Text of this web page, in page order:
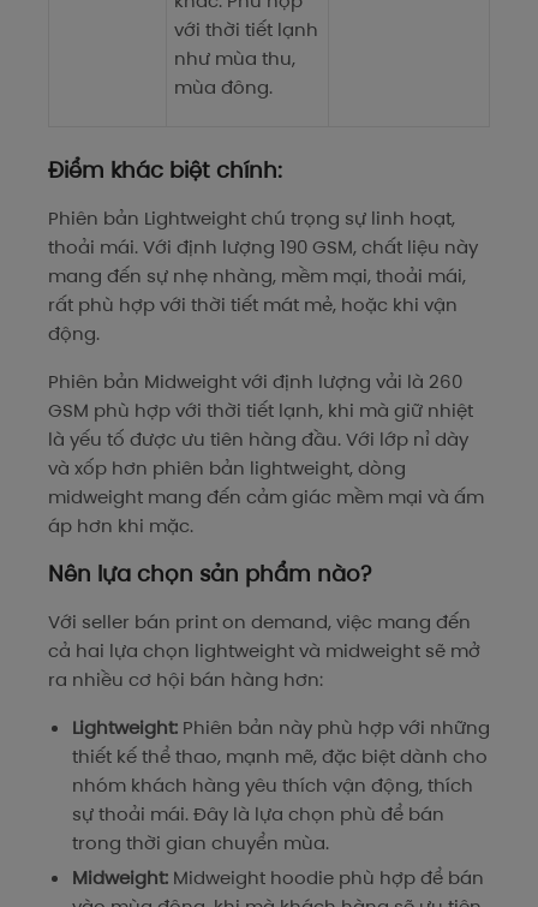
với thời tiết lạnh
như mùa thu,
mùa đông.
Điểm khác biệt chính:
Phiên bản Lightweight chú trọng sự linh hoạt,
thoải mái. Với định lượng 190 GSM, chất liệu này
mang đến sự nhẹ nhàng, mềm mại, thoải mái,
rất phù hợp với thời tiết mát mẻ, hoặc khi vận
động.
Phiên bản Midweight với định lượng vải là 260
GSM phù hợp với thời tiết lạnh, khi mà giữ nhiệt
là yếu tố được ưu tiên hàng đầu. Với lớp nỉ dày
và xốp hơn phiên bản lightweight, dòng
midweight mang đến cảm giác mềm mại và ấm
áp hơn khi mặc.
Nên lựa chọn sản phẩm nào?
Với seller bán print on demand, việc mang đến
cả hai lựa chọn lightweight và midweight sẽ mở
ra nhiều cơ hội bán hàng hơn:
Lightweight: Phiên bản này phù hợp với những
thiết kế thể thao, mạnh mẽ, đặc biệt dành cho
nhóm khách hàng yêu thích vận động, thích
sự thoải mái. Đây là lựa chọn phù để bán
trong thời gian chuyển mùa.
Midweight: Midweight hoodie phù hợp để bán